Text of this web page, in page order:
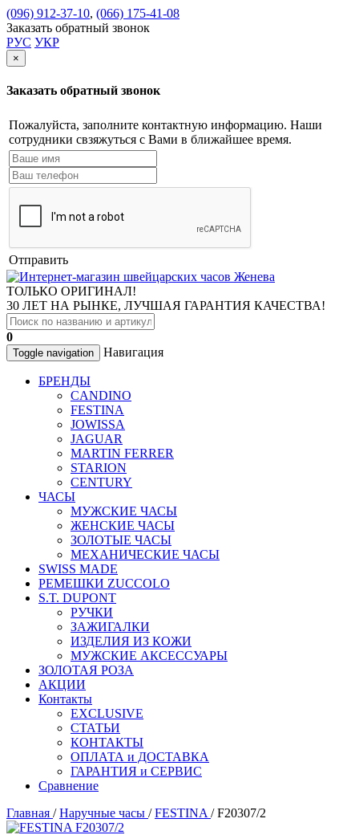
(096) 912-37-10, (066) 175-41-08
Заказать обратный звонок
РУС УКР
×
Заказать обратный звонок
Пожалуйста, заполните контактную информацию. Наши
сотрудники свзяжуться с Вами в ближайшее время.
Отправить
ТОЛЬКО ОРИГИНАЛ!
30 ЛЕТ НА РЫНКЕ, ЛУЧШАЯ ГАРАНТИЯ КАЧЕСТВА!
0
Toggle navigation Навигация
БРЕНДЫ
CANDINO
FESTINA
JOWISSA
JAGUAR
MARTIN FERRER
STARION
CENTURY
ЧАСЫ
МУЖСКИЕ ЧАСЫ
ЖЕНСКИЕ ЧАСЫ
ЗОЛОТЫЕ ЧАСЫ
МЕХАНИЧЕСКИЕ ЧАСЫ
SWISS MADE
РЕМЕШКИ ZUCCOLO
S.T. DUPONT
РУЧКИ
ЗАЖИГАЛКИ
ИЗДЕЛИЯ ИЗ КОЖИ
МУЖСКИЕ АКСЕССУАРЫ
ЗОЛОТАЯ РОЗА
АКЦИИ
Контакты
EXCLUSIVE
СТАТЬИ
КОНТАКТЫ
ОПЛАТА и ДОСТАВКА
ГАРАНТИЯ и СЕРВИС
Сравнение
Главная /Наручные часы /FESTINA / F20307/2